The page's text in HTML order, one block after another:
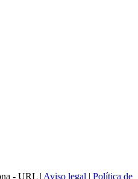
- URL | Aviso legal | Política de